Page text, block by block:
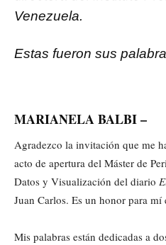
Venezuela.
Estas fueron sus
MARIANELA BALBI –
Agradezco la invitación que me
acto de apertura del Máster de
Datos y Visualización del diario
Juan Carlos. Es un honor para mí
Mis palabras están dedicadas a